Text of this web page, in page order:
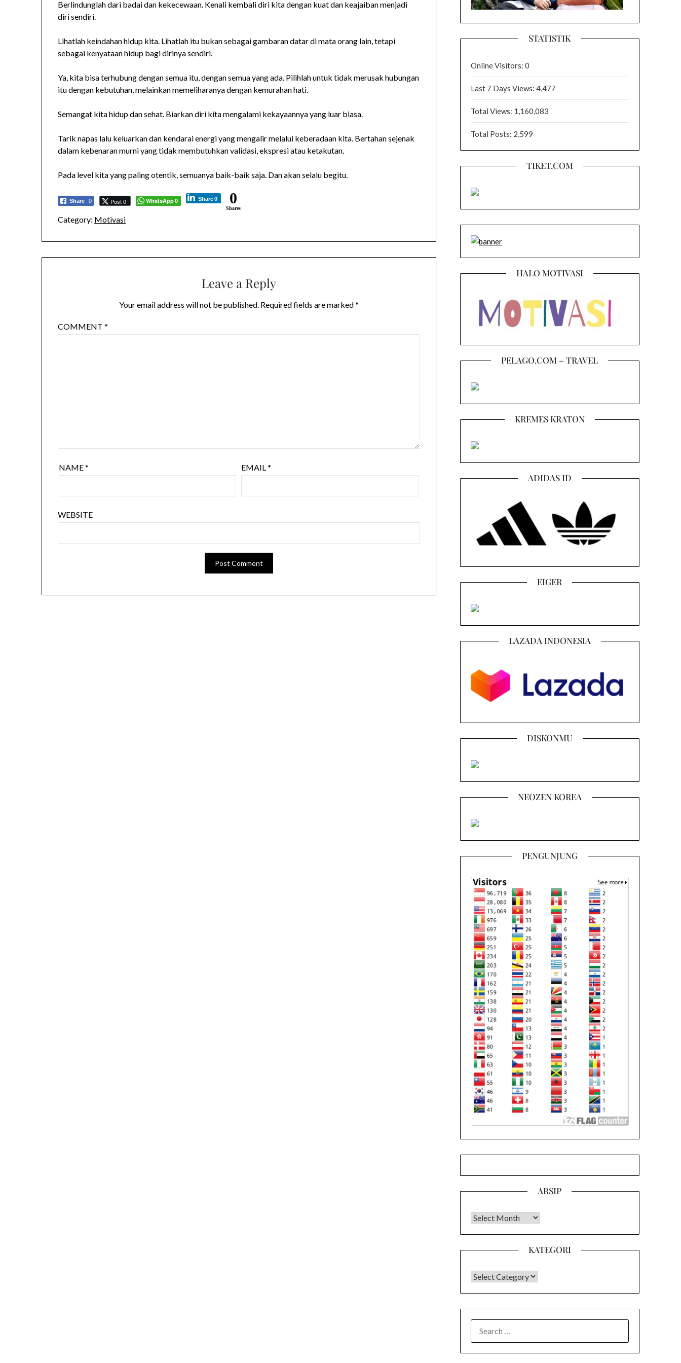
Berlindunglah dari badai dan kekecewaan. Kenali kembali diri kita dengan kuat dan keajaiban menjadi
diri sendiri.
Lihatlah keindahan hidup kita. Lihatlah itu bukan sebagai gambaran datar di mata orang lain, tetapi
sebagai kenyataan hidup bagi dirinya sendiri.
Ya, kita bisa terhubung dengan semua itu, dengan semua yang ada. Pilihlah untuk tidak merusak hubungan
itu dengan kebutuhan, melainkan memeliharanya dengan kemurahan hati.
Semangat kita hidup dan sehat. Biarkan diri kita mengalami kekayaannya yang luar biasa.
Tarik napas lalu keluarkan dan kendarai energi yang mengalir melalui keberadaan kita. Bertahan sejenak
dalam kebenaran murni yang tidak membutuhkan validasi, ekspresi atau ketakutan.
Pada level kita yang paling otentik, semuanya baik-baik saja. Dan akan selalu begitu.
Share 0 Post 0 WhatsApp0 Share0 0
Shares
Category: Motivasi
Leave a Reply
Your email address will not be published. Required fields are marked*
COMMENT*
NAME* EMAIL*
WEBSITE
STATISTIK
Online Visitors: 0
Last 7 Days Views: 4,477
Total Views: 1,160,083
Total Posts: 2,599
TIKET.COM
HALO MOTIVASI
PELAGO.COM – TRAVEL
KREMES KRATON
ADIDAS ID
EIGER
LAZADA INDONESIA
DISKONMU
NEOZEN KOREA
PENGUNJUNG
ARSIP
Arsip
KATEGORI
KATEGORI
FOR: